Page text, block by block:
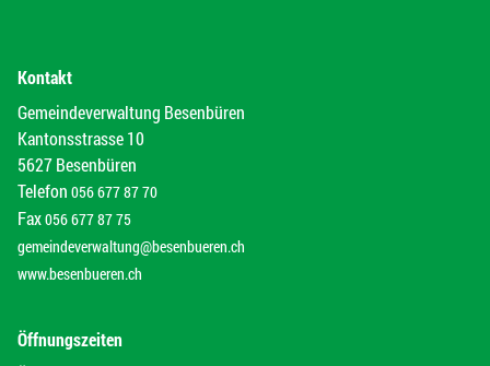
Kontakt
Gemeindeverwaltung Besenbüren
Kantonsstrasse 10
5627 Besenbüren
Telefon 056 677 87 70
Fax056 677 87 75
gemeindeverwaltung@besenbueren.ch
www.besenbueren.ch
Öffnungszeiten